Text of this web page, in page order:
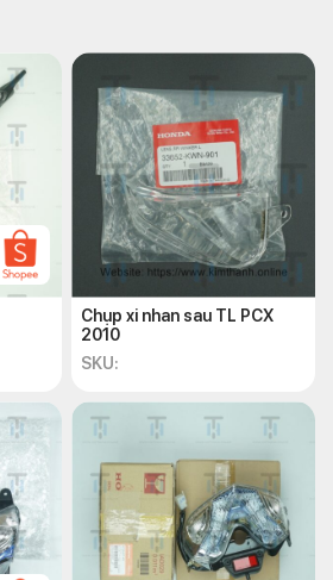
Chụp xi nhan sau TL PCX
2010
SKU: